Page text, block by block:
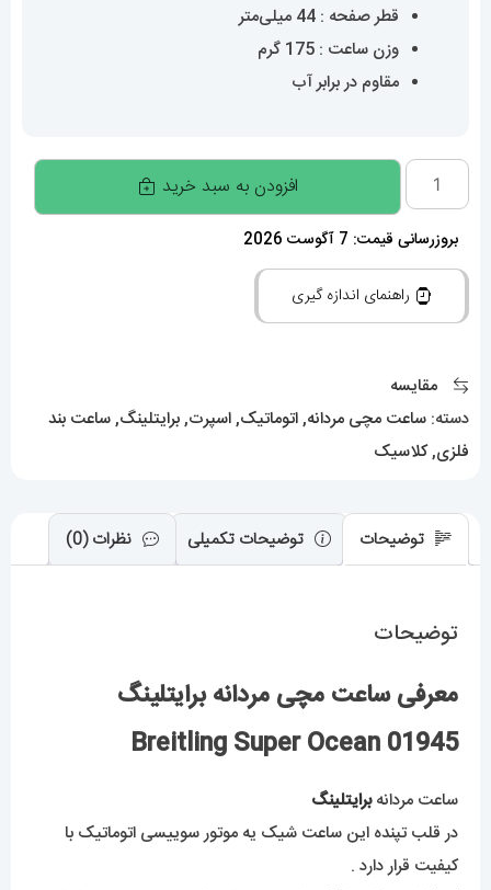
قطر صفحه : 44 میلی‌متر
وزن ساعت : 175 گرم
مقاوم در برابر آب
ساعت
مچی
مردانه
برایتلینگ
Breitling
Ocean
عدد
افزودن به سبد خرید
بروزرسانی قیمت: 7 آگوست 2026
راهنمای اندازه گیری
مقایسه
دسته: ساعت مچی مردانه,اتوماتیک,اسپرت,برایتلینگ,ساعت بند
فلزی,کلاسیک
توضیحات توضیحات تکمیلی نظرات (0)
توضیحات
معرفی ساعت مچی مردانه برایتلینگ
Breitling Super Ocean 01945
ساعت مردانهبرایتلینگ
در قلب تپنده این ساعت شیک یه موتور سوییسی اتوماتیک با
کیفیت قرار دارد .